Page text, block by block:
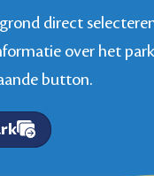
direct
over het park
button.